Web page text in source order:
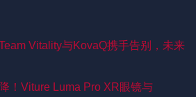
Vitality与KovaQ携手告别，未来
！Viture Luma Pro XR眼镜与